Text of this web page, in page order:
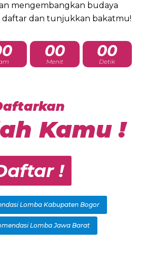
mengembangkan budaya
daftar dan tunjukkan bakatmu!
00
Menit
00
Detik
Kamu !
!
Lomba Kabupaten Bogor
Lomba Jawa Barat